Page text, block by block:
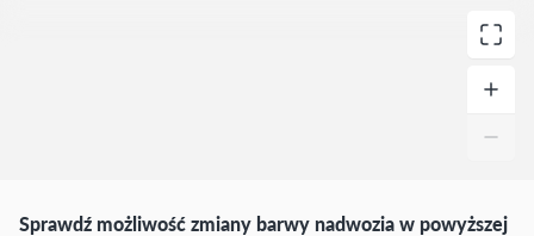
Sprawdź możliwość zmiany barwy nadwozia w powyższej